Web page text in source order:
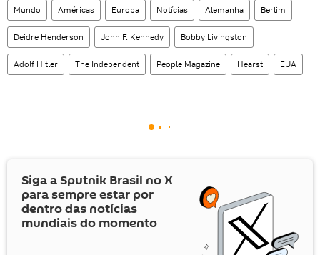
Mundo Américas Europa Notícias Alemanha Berlim
Deidre Henderson John F. Kennedy Bobby Livingston
Adolf Hitler The Independent People Magazine Hearst EUA
Siga a Sputnik Brasil noX
para sempre estar por
dentro das notícias
mundiais do momento